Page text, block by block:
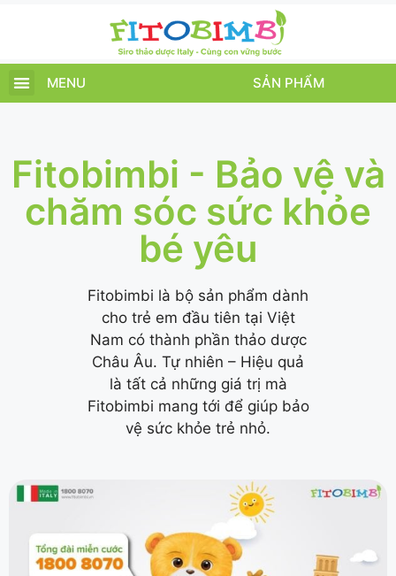
MENU SẢN PHẨM
Fitobimbi - Bảo vệ và
chăm sóc sức khỏe
bé yêu
Fitobimbi là bộ sản phẩm dành
cho trẻ em đầu tiên tại Việt
Nam có thành phần thảo dược
Châu Âu. Tự nhiên – Hiệu quả
là tất cả những giá trị mà
Fitobimbi mang tới để giúp bảo
vệ sức khỏe trẻ nhỏ.